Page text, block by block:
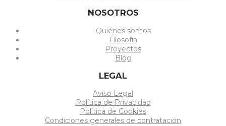
NOSOTROS
Quiénes somos
Filosofía
Proyectos
Blog
LEGAL
Aviso Legal
Política de Privacidad
Política de Cookies
Condiciones generales de contratación